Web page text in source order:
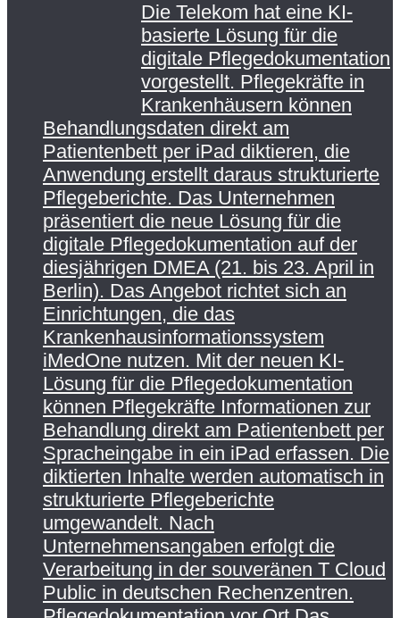
Die Telekom hat eine KI-
basierte Lösung für die
digitale Pflegedokumentation
vorgestellt. Pflegekräfte in
Krankenhäusern können
Behandlungsdaten direkt am
Patientenbett per iPad diktieren, die
Anwendung erstellt daraus strukturierte
Pflegeberichte. Das Unternehmen
präsentiert die neue Lösung für die
digitale Pflegedokumentation auf der
diesjährigen DMEA (21. bis 23. April in
Berlin). Das Angebot richtet sich an
Einrichtungen, die das
Krankenhausinformationssystem
iMedOne nutzen. Mit der neuen KI-
Lösung für die Pflegedokumentation
können Pflegekräfte Informationen zur
Behandlung direkt am Patientenbett per
Spracheingabe in ein iPad erfassen. Die
diktierten Inhalte werden automatisch in
strukturierte Pflegeberichte
umgewandelt. Nach
Unternehmensangaben erfolgt die
Verarbeitung in der souveränen T Cloud
Public in deutschen Rechenzentren.